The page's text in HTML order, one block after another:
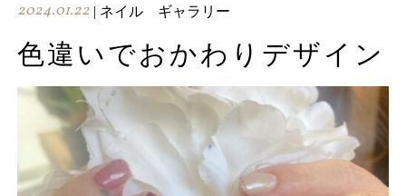
2024.01.22 | ネイル ギャラリー
色違いでおかわりデザイン